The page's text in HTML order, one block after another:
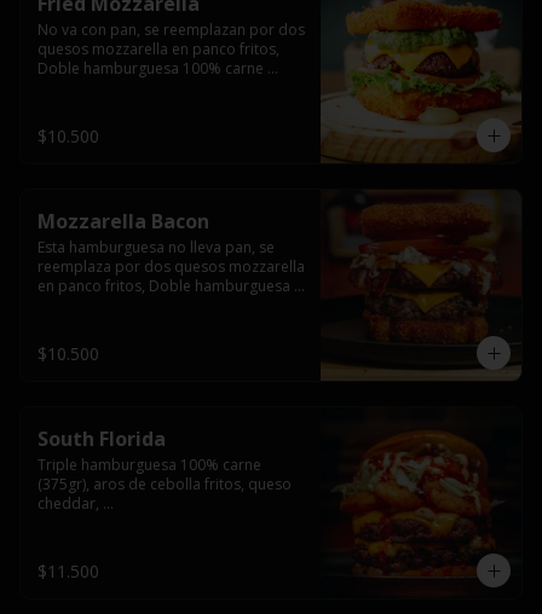
No va con pan, se reemplazan por dos
quesos mozzarella en panco fritos,
Doble hamburguesa 100% carne
$10.500
Mozzarella Bacon
Esta hamburguesa no lleva pan, se
reemplaza por dos quesos mozzarella
en panco fritos, Doble hamburguesa
salsa BBQ acompañado de papas
fritas.
$10.500
South Florida
Triple hamburguesa 100% carne
(375gr), aros de cebolla fritos, queso
cheddar,
$11.500